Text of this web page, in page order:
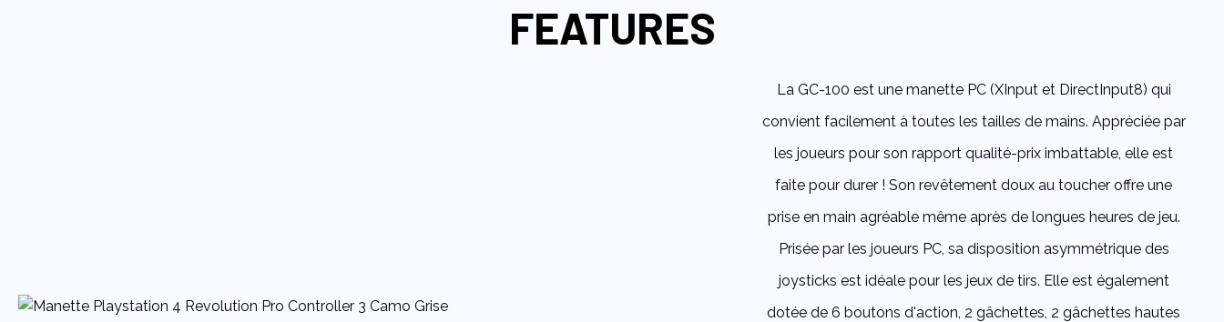
FEATURES
La GC-100 est une manette PC (XInput et DirectInput8) qui
convient facilement à toutes les tailles de mains. Appréciée par
les joueurs pour son rapport qualité-prix imbattable, elle est
faite pour durer ! Son revêtement doux au toucher offre une
prise en main agréable même après de longues heures de jeu.
Prisée par les joueurs PC, sa disposition asymmétrique des
joysticks est idéale pour les jeux de tirs. Elle est également
dotée de 6 boutons d'action, 2 gâchettes, 2 gâchettes hautes